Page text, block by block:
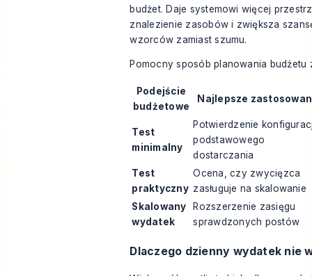
budżet. Daje systemowi więcej
znalezienie zasobów i zwiększa
wzorców zamiast szumu.
Pomocny sposób planowania budżetu
Podejście
budżetowe
Najlepsze
Test
minimalny
Potwierdzenie
podstawowego
dostarczania
Test
praktyczny
Ocena, czy zwycięzca
zasługuje na skalowanie
Skalowany
wydatek
Rozszerzenie zasięgu
sprawdzonych postów
Dlaczego dzienny wydatek nie